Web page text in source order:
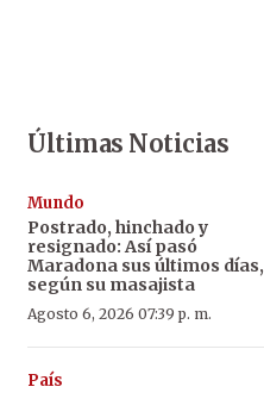
Últimas Noticias
Mundo
Postrado, hinchado y
resignado: Así pasó
Maradona sus últimos días,
según su masajista
Agosto 6, 2026 07:39 p. m.
País